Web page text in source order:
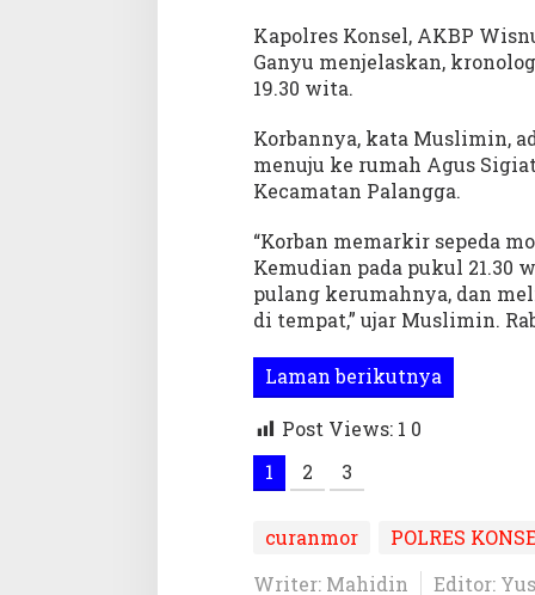
i
l
T
g
k
a
P
e
l
a
u
C
r
n
o
Kapolres Konsel, AKBP
Ganyu menjelaskan,
19.30 wita.
Korbannya, kata Muslimin,
menuju ke rumah Agus
Kecamatan Palangga.
“Korban memarkir sepeda
Kemudian pada pukul 21.30
pulang kerumahnya, dan
di tempat,” ujar Muslimin.
Laman berikutnya
Post Views: 1 0
1
2 3
curanmor POLRES
Writer: Mahidin
Editor: